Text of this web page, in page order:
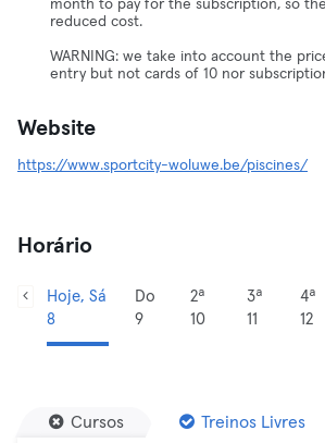
month to pay for the subscription, so
reduced cost.
WARNING: we take into account the
entry but not cards of 10 nor
Website
https://www.sportcity-woluwe.be/piscines/
Horário
Hoje, Sá
8
Do
9
2ª
10
3ª
11
4ª
12
Cursos Treinos Livres